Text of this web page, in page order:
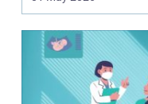
landbrugspro...